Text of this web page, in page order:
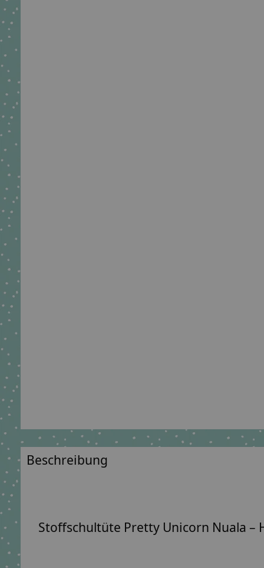
Beschreibung
Stoffschultüte Pretty Unicorn Nuala